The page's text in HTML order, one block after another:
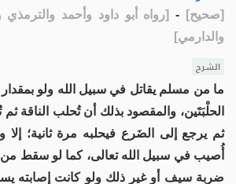
[صحيح]
-
[رواه أبو داود وأحمد
والدارمي]
الشرح
ما من مسلم يقاتل في سبيل الله ولو بمقدار
الحلْبَتَين، والمقصود بذلك أن تُحلب الناقة
ثم يرجع إلى الضَرع فيحلبه مرة ثانية؛
أُصيب في سبيل الله تعالى، كما لو سقط
ضربة سيف أو غير ذلك ولو كانت إصابته